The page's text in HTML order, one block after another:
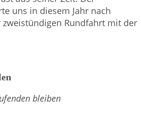
uns in diesem Jahr nach
zweistündigen Rundfahrt mit der
bleiben